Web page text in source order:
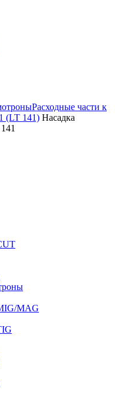
Расходные части к
(LT 141) Насадка
MAG